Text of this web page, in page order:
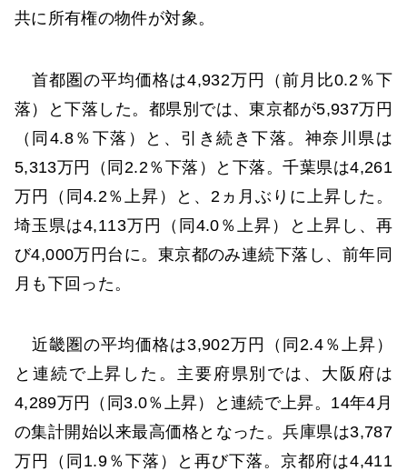
共に所有権の物件が対象。
首都圏の平均価格は4,932万円（前月比0.2％下
落）と下落した。都県別では、東京都が5,937万円
（同4.8％下落）と、引き続き下落。神奈川県は
5,313万円（同2.2％下落）と下落。千葉県は4,261
万円（同4.2％上昇）と、2ヵ月ぶりに上昇した。
埼玉県は4,113万円（同4.0％上昇）と上昇し、再
び4,000万円台に。東京都のみ連続下落し、前年同
月も下回った。
近畿圏の平均価格は3,902万円（同2.4％上昇）
と連続で上昇した。主要府県別では、大阪府は
4,289万円（同3.0％上昇）と連続で上昇。14年4月
の集計開始以来最高価格となった。兵庫県は3,787
万円（同1.9％下落）と再び下落。京都府は4,411